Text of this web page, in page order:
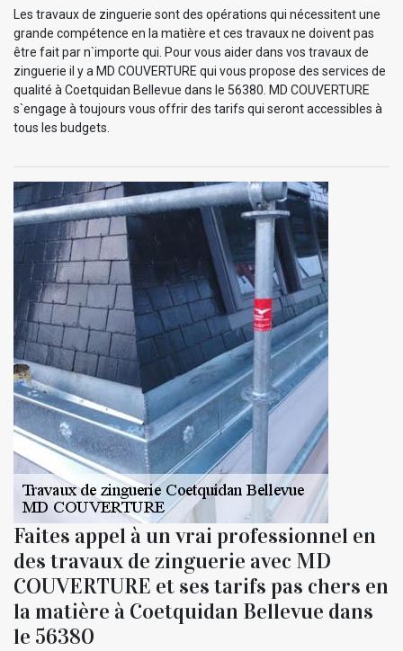
Les travaux de zinguerie sont des opérations qui nécessitent une
grande compétence en la matière et ces travaux ne doivent pas
être fait par n`importe qui. Pour vous aider dans vos travaux de
zinguerie il y a MD COUVERTURE qui vous propose des services de
qualité à Coetquidan Bellevue dans le 56380. MD COUVERTURE
s`engage à toujours vous offrir des tarifs qui seront accessibles à
tous les budgets.
Faites appel à un vrai professionnel en
des travaux de zinguerie avec MD
COUVERTURE et ses tarifs pas chers en
la matière à Coetquidan Bellevue dans
le 56380